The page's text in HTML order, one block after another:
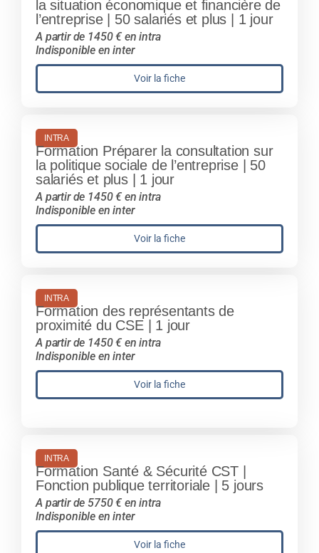
la situation économique et financière de
l’entreprise | 50 salariés et plus | 1 jour
A partir de 1450 € en intra
Indisponible en inter
Voir la fiche
INTRA
Formation Préparer la consultation sur
la politique sociale de l’entreprise | 50
salariés et plus | 1 jour
A partir de 1450 € en intra
Indisponible en inter
Voir la fiche
INTRA
Formation des représentants de
proximité du CSE | 1 jour
A partir de 1450 € en intra
Indisponible en inter
Voir la fiche
INTRA
Formation Santé & Sécurité CST |
Fonction publique territoriale | 5 jours
A partir de 5750 € en intra
Indisponible en inter
Voir la fiche